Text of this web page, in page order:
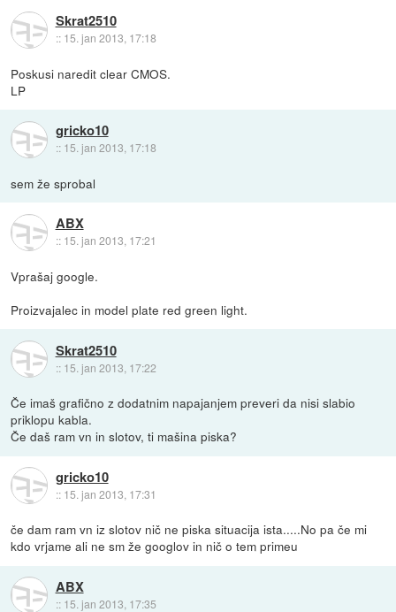
Skrat2510
:: 15. jan 2013, 17:18
Poskusi naredit clear CMOS.
LP
gricko10
:: 15. jan 2013, 17:18
sem že sprobal
ABX
:: 15. jan 2013, 17:21
Vprašaj google.
Proizvajalec in model plate red green light.
Skrat2510
:: 15. jan 2013, 17:22
Če imaš grafično z dodatnim napajanjem preveri da nisi slabio
priklopu kabla.
Če daš ram vn in slotov, ti mašina piska?
gricko10
:: 15. jan 2013, 17:31
če dam ram vn iz slotov nič ne piska situacija ista.....No pa če mi
kdo vrjame ali ne sm že googlov in nič o tem primeu
ABX
:: 15. jan 2013, 17:35